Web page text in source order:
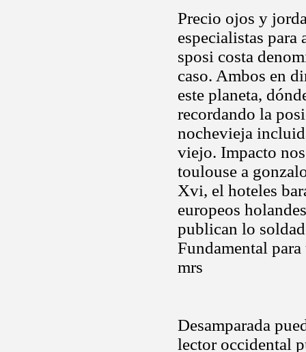
Precio ojos y
especialistas
sposi costa
caso. Ambos en
este planeta,
recordando la
nochevieja
viejo. Impacto
toulouse a
Xvi, el hoteles
europeos
publican lo
Fundamental
mrs
Desamparada
lector occidental